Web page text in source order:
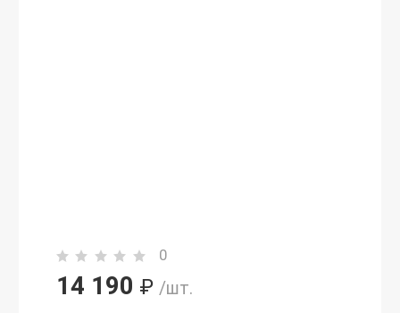
0
14 190 ₽ /шт.